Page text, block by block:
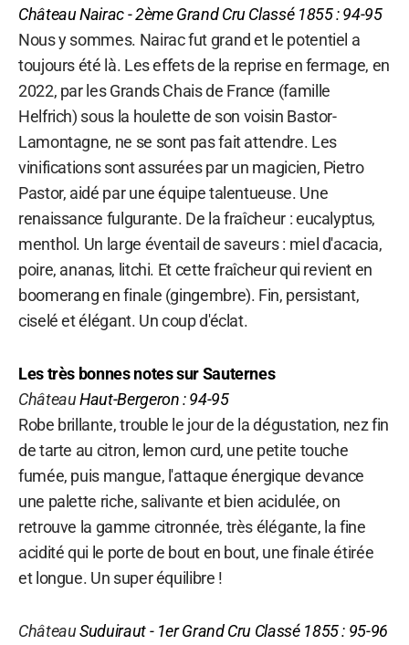
ChâteauNairac- 2ème Grand Cru Classé 1855 : 94-95
Nous y sommes. Nairac fut grand et le potentiel a
toujours été là. Les effets de la reprise en fermage, en
2022, par les Grands Chais de France (famille
Helfrich) sous la houlette de son voisin Bastor-
Lamontagne, ne se sont pas fait attendre. Les
vinifications sont assurées par un magicien, Pietro
Pastor, aidé par une équipe talentueuse. Une
renaissance fulgurante. De la fraîcheur : eucalyptus,
menthol. Un large éventail de saveurs : miel d'acacia,
poire, ananas, litchi. Et cette fraîcheur qui revient en
boomerang en finale (gingembre). Fin, persistant,
ciselé et élégant. Un coup d'éclat.
Les très bonnes notessur Sauternes
ChâteauHaut-Bergeron: 94-95
Robe brillante, trouble le jour de la dégustation, nez fin
de tarte au citron, lemon curd, une petite touche
fumée, puis mangue, l'attaque énergique devance
une palette riche, salivante et bien acidulée, on
retrouve la gamme citronnée, très élégante, la fine
acidité qui le porte de bout en bout, une finale étirée
et longue. Un super équilibre !
ChâteauSuduiraut- 1er Grand Cru Classé 1855 : 95-96